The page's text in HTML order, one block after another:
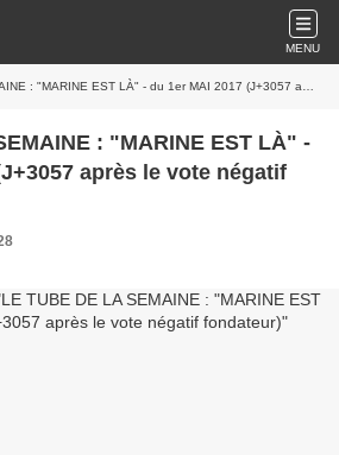
MENU
EST LÀ" - du 1er MAI 2017 (J+3057 après le vote négatif fondateur)
: "MARINE EST LÀ" -
après le vote négatif